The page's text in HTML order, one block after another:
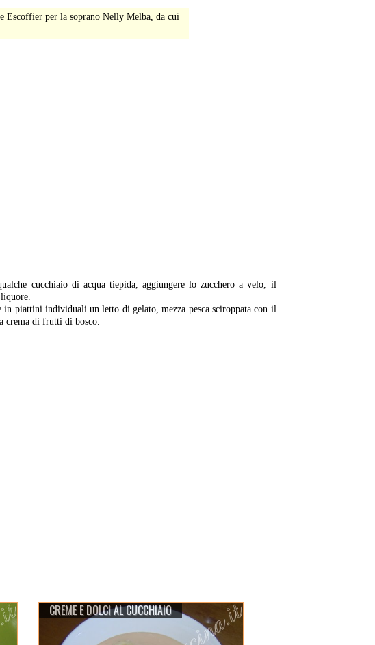
Escoffier per la soprano Nelly Melba, da cui
cucchiaio di acqua tiepida, aggiungere lo zucchero a velo, il
piattini individuali un letto di gelato, mezza pesca sciroppata con il
crema di frutti di bosco.
CREME E DOLCI AL CUCCHIAIO